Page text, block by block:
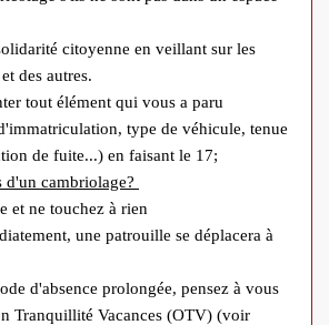
citoyenne en veillant sur les
des autres.
tout élément qui vous a paru
type de véhicule, tenue
de fuite...) en faisant le 17;
d'un cambriolage?
et ne touchez à rien
une patrouille se déplacera à
d'absence prolongée, pensez à vous
Tranquillité Vacances (OTV) (voir